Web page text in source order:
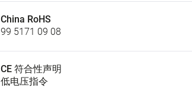
China RoHS
99 5171 09 08
CE 符合性声明
低电压指令